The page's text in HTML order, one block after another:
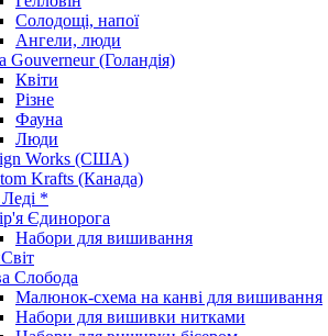
Солодощі, напої
Ангели, люди
Gouverneur (Голандія)
Квіти
Різне
Фауна
Люди
Works (США)
Krafts (Канада)
*
Єдинорога
Набори для вишивання
Слобода
Малюнок-схема на канві для вишивання
Набори для вишивки нитками